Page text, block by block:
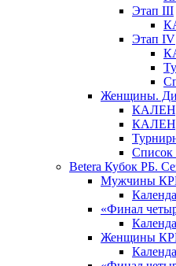
Этап III
Этап IV
Женщины.
Список
Betera Кубок РБ.
Мужчины
«Финал
Женщины